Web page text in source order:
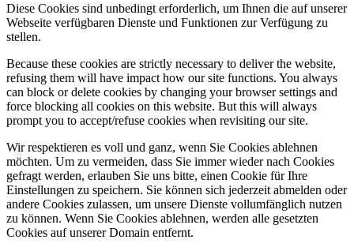
Diese Cookies sind unbedingt erforderlich, um Ihnen die auf unserer
Webseite verfügbaren Dienste und Funktionen zur Verfügung zu
stellen.
Because these cookies are strictly necessary to deliver the website,
refusing them will have impact how our site functions. You always
can block or delete cookies by changing your browser settings and
force blocking all cookies on this website. But this will always
prompt you to accept/refuse cookies when revisiting our site.
Wir respektieren es voll und ganz, wenn Sie Cookies ablehnen
möchten. Um zu vermeiden, dass Sie immer wieder nach Cookies
gefragt werden, erlauben Sie uns bitte, einen Cookie für Ihre
Einstellungen zu speichern. Sie können sich jederzeit abmelden oder
andere Cookies zulassen, um unsere Dienste vollumfänglich nutzen
zu können. Wenn Sie Cookies ablehnen, werden alle gesetzten
Cookies auf unserer Domain entfernt.